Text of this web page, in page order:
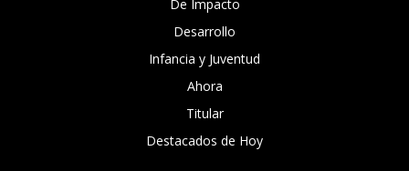
De Impacto
Desarrollo
Infancia y Juventud
Ahora
Titular
Destacados de Hoy